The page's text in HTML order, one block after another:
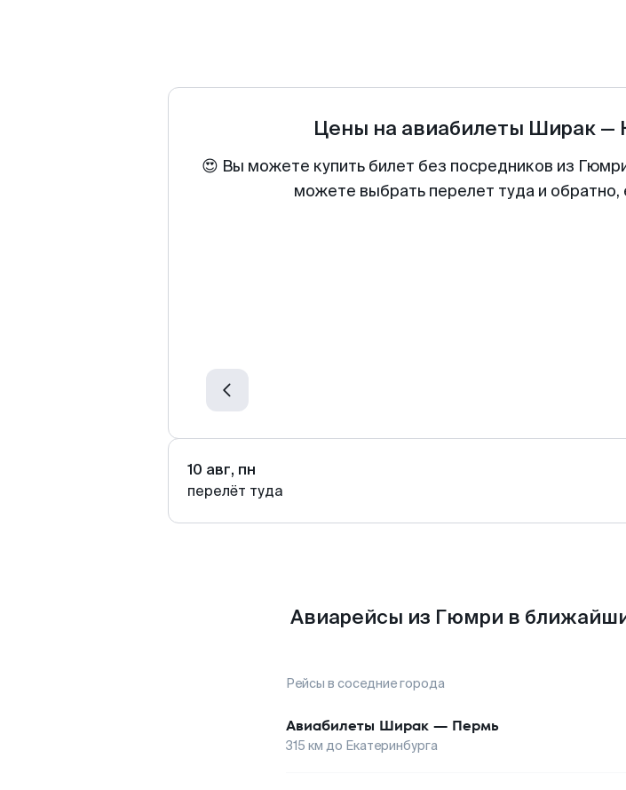
Цены на авиабилеты Ширак —
😍 Вы можете купить билет без посредников из
можете выбрать перелет туда и
10 авг, пн
перелёт туда
Авиарейсы из Гюмри в
Рейсы в соседние города
Авиабилеты Ширак — Пермь
315 км до Екатеринбурга